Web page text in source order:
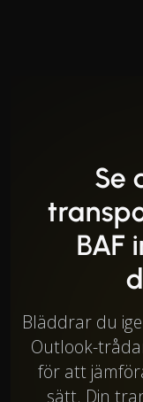
Se
BAF
Bläddrar du
Outlook-
för att
sätt. Din